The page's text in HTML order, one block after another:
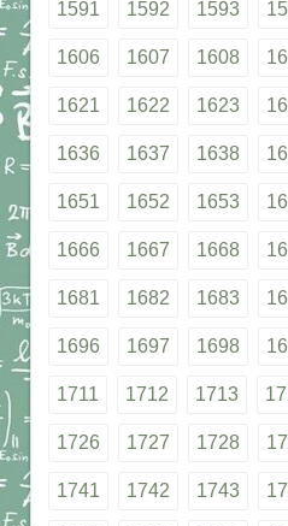
1591 1592 1593
1606 1607 1608
1621 1622 1623
1636 1637 1638
1651 1652 1653
1666 1667 1668
1681 1682 1683
1696 1697 1698
1711 1712 1713
1726 1727 1728
1741 1742 1743